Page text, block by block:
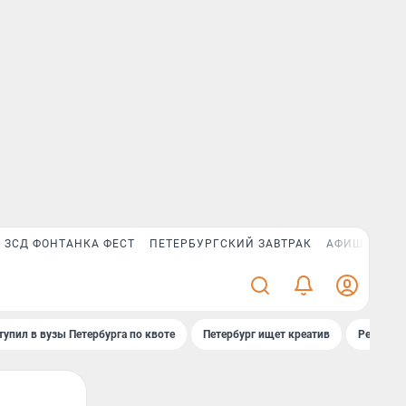
ЗСД ФОНТАНКА ФЕСТ ПЕТЕРБУРГСКИЙ ЗАВТРАК АФИША PLUS
в вузы Петербурга по квоте Петербург ищет креатив